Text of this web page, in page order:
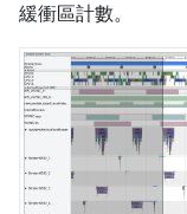
緩衝區計數。